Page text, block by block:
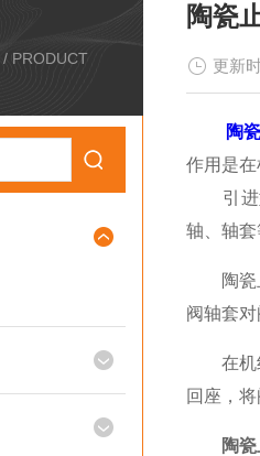
/ PRODUCT
陶瓷
更新
陶
作用是
引进型
轴、轴
陶瓷止
阀轴套
在机组
回座，
陶